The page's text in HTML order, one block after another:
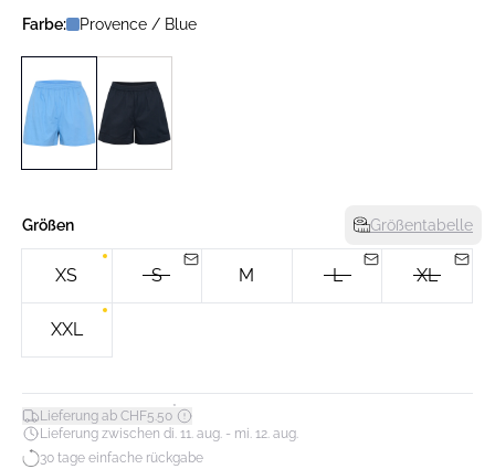
Farbe: Provence / Blue
Größen Größentabelle
XS S M L XL
XXL
Lieferung ab CHF5.50*
Lieferung zwischen di. 11. aug. - mi. 12. aug.
30 tage einfache rückgabe